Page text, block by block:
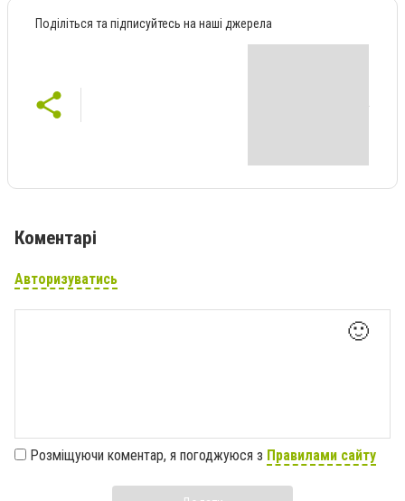
Поділіться та підписуйтесь на наші джерела
Коментарі
Авторизуватись
🙂
Розміщуючи коментар, я погоджуюся з Правилами сайту